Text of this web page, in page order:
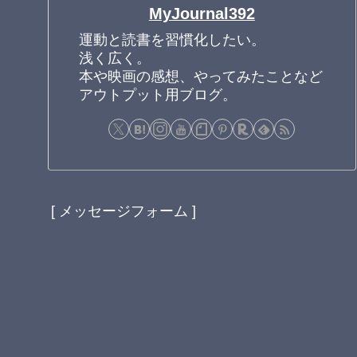
MyJournal392
運動と読書を習慣化したい。
浅く広く。
本や映画の感想、やってみたことなど
アウトプット用ブログ。
[ メッセージフォーム ]